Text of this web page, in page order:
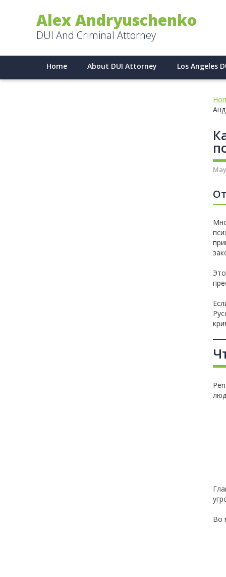
Alex Andryuschenko
DUI And Criminal Attorney
Home About DUI Attorney Los Angeles
Во